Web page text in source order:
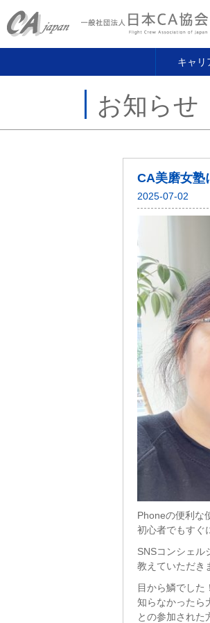
キャリ
お知らせ
CA美磨女塾
2025-07-02
Phoneの便利な
初心者でもすぐ
SNSコンシェル
教えていただき
目から鱗でした！
知らなかったら
との参加された